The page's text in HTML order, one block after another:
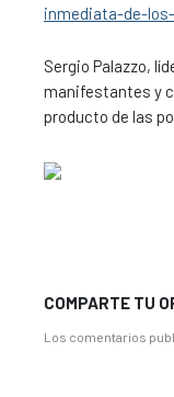
inmediata-de-
Sergio Palazzo,
manifestantes y
producto de las
COMPARTE TU
Los comentarios